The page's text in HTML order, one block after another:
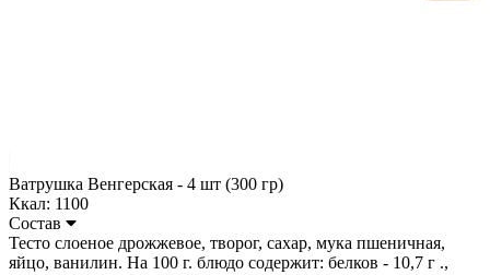
Ватрушка Венгерская - 4 шт (300 гр)
Ккал: 1100
Состав
Тесто слоеное дрожжевое, творог, сахар, мука пшеничная,
яйцо, ванилин. На 100 г. блюдо содержит: белков - 10,7 г .,